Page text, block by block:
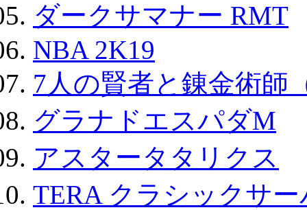
ダークサマナー RMT
NBA 2K19
7人の賢者と錬金術師
グラナドエスパダM
アスタータタリクス
TERA クラシックサ